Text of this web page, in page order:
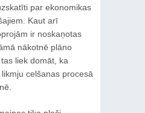
par ekonomikas
Kaut arī
ir noskaņotas
nākotnē plāno
liek domāt, ka
celšanas procesā